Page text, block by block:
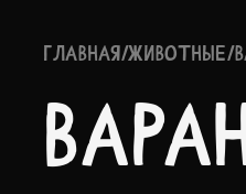
ГЛАВНАЯ/ЖИВОТНЫЕ/